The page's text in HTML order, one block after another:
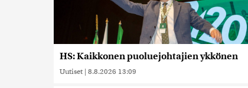
HS: Kaikkonen puoluejohtajien ykkönen
Uutiset | 8.8.2026 13:09